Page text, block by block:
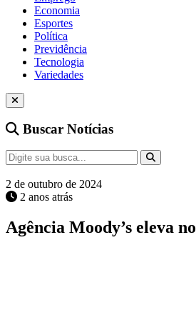
Economia
Esportes
Política
Previdência
Tecnologia
Variedades
Buscar Notícias
2 de outubro de 2024
2 anos atrás
Agência Moody’s eleva